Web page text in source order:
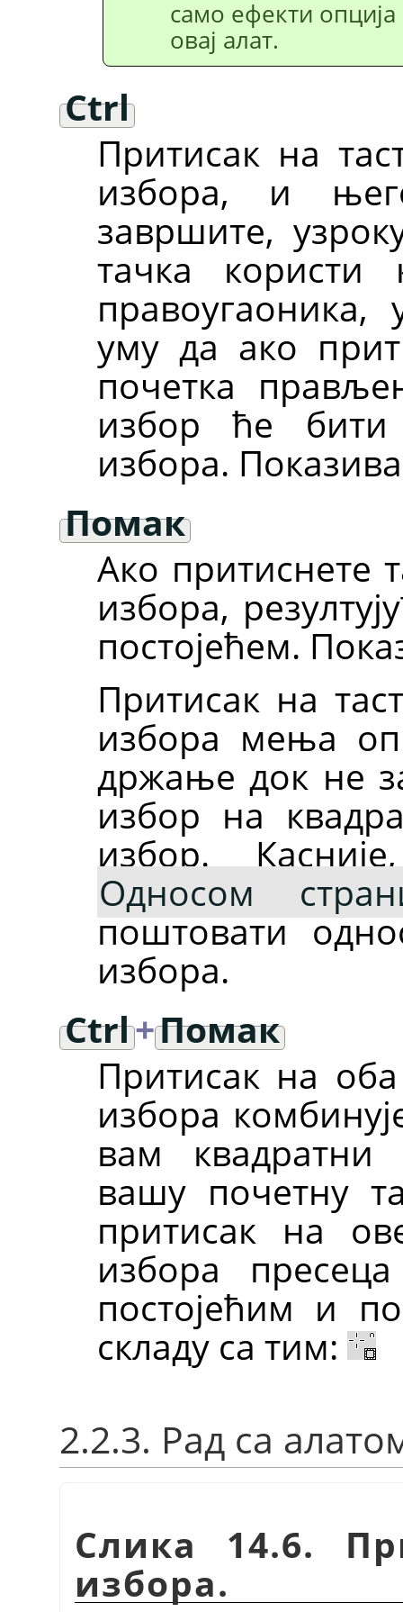
само ефекти
овај алат.
Ctrl
Притисак на
избора, и
завршите,
тачка користи
правоугаоника,
уму да ако
почетка
избор ће бити
избора.
Помак
Ако притиснете
избора,
постојећем.
Притисак на
избора мења
држање док не
избор на
избор.
Односом
поштовати
избора.
Ctrl+Помак
Притисак на
избора
вам
вашу почетну
притисак на
избора
постојећим и
складу са тим:
2.2.3. Рад са
Слика 14.6.
избора.